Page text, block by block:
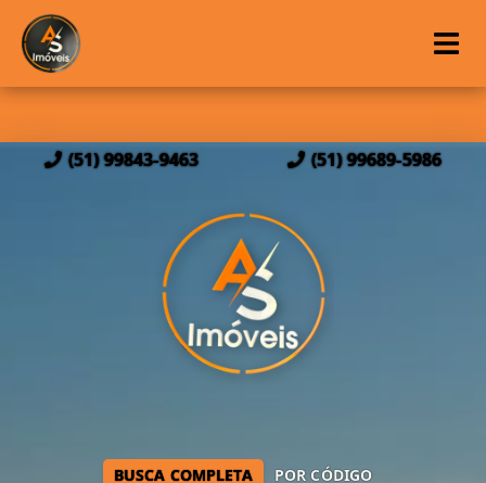
(51) 99843-9463 (51) 99689-5986
BUSCA COMPLETA POR CÓDIGO